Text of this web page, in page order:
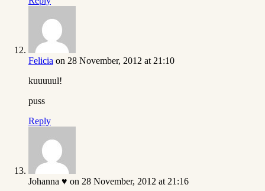
Felicia on 28 November, 2012 at 21:10
kuuuuul!
puss
Reply
Johanna ♥ on 28 November, 2012 at 21:16